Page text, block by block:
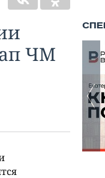
ЧМ